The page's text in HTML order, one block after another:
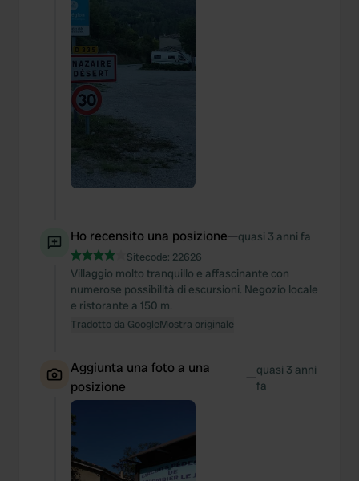
Ho recensito una posizione—quasi 3 anni fa
Sitecode: 22626
Villaggio molto tranquillo e affascinante con
numerose possibilità di escursioni. Negozio locale
e ristorante a 150 m.
Tradotto da GoogleMostra originale
Aggiunta una foto a una
posizione
—quasi 3 anni
fa